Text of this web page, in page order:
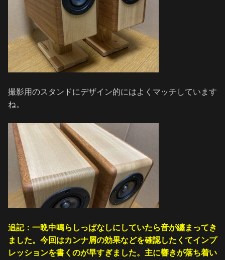
撮影用のスタンドにデザイン的にはよくマッチしています
ね。
追記：一晩中鳴らしっぱなしにしていたら音が纏まってき
ました。今回はカンナ屑の効果などを確認したくてインプ
レッションを書くのが早すぎました。主に響きが落ち着い